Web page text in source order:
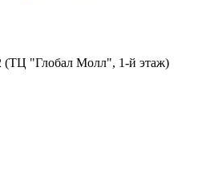
(ТЦ "Глобал Молл", 1-й этаж)